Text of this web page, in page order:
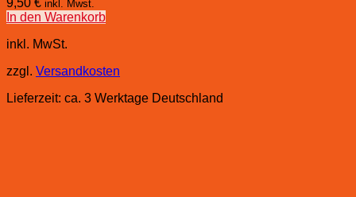
9,50 € inkl. Mwst.
In den Warenkorb
inkl. MwSt.
zzgl. Versandkosten
Lieferzeit: ca. 3 Werktage Deutschland